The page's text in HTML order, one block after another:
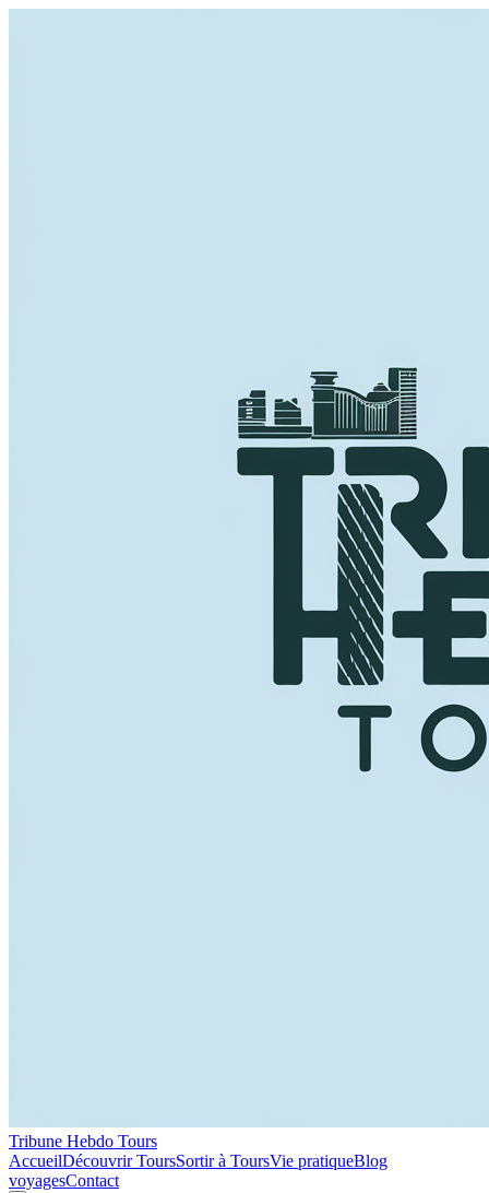
Tribune Hebdo Tours
AccueilDécouvrir ToursSortir à ToursVie pratiqueBlog
voyagesContact